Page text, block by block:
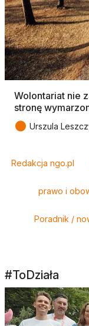
Wolontariat nie
stronę
● Urszula
Redakcja ngo.pl
prawo i
Poradnik /
#ToDziała